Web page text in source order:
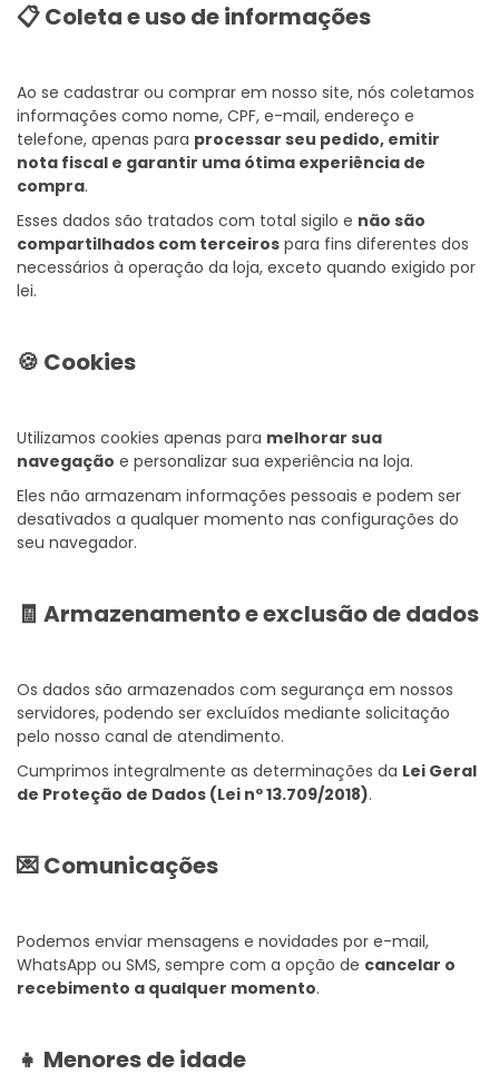
📋 Coleta e uso de informações
Ao se cadastrar ou comprar em nosso site, nós coletamos
informações como nome, CPF, e-mail, endereço e
telefone, apenas para processar seu pedido, emitir
nota fiscal e garantir uma ótima experiência de
compra.
Esses dados são tratados com total sigilo e não são
compartilhados com terceiros para fins diferentes dos
necessários à operação da loja, exceto quando exigido por
lei.
🍪 Cookies
Utilizamos cookies apenas para melhorar sua
navegação e personalizar sua experiência na loja.
Eles não armazenam informações pessoais e podem ser
desativados a qualquer momento nas configurações do
seu navegador.
🧾 Armazenamento e exclusão de dados
Os dados são armazenados com segurança em nossos
servidores, podendo ser excluídos mediante solicitação
pelo nosso canal de atendimento.
Cumprimos integralmente as determinações da Lei Geral
de Proteção de Dados (Lei nº 13.709/2018).
💌 Comunicações
Podemos enviar mensagens e novidades por e-mail,
WhatsApp ou SMS, sempre com a opção de cancelar o
recebimento a qualquer momento.
👧 Menores de idade